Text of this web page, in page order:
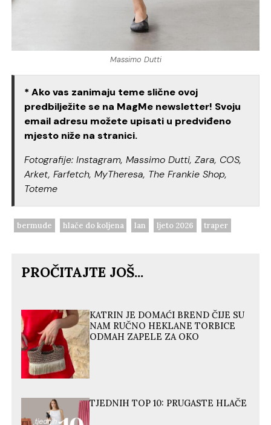
Massimo Dutti
* Ako vas zanimaju teme slične ovoj
predbilježite se na MagMe newsletter! Svoju
email adresu možete upisati u predviđeno
mjesto niže na stranici.
Fotografije: Instagram, Massimo Dutti, Zara, COS,
Arket, Farfetch, MyTheresa, The Frankie Shop,
Toteme
bermude hlače do koljena lan ljeto 2026 traper
PROČITAJTE JOŠ...
KATRIN JE DOMAĆI BREND ČIJE SU
NAM RUČNO HEKLANE TORBICE
ODMAH ZAPELE ZA OKO
TJEDNIH TOP 10: PRUGASTE HLAČE